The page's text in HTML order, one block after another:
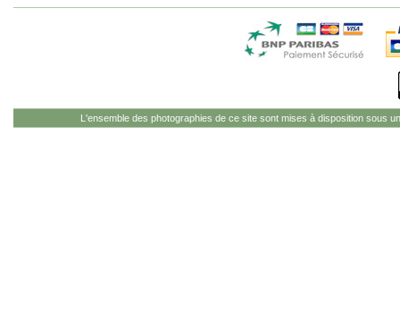
L'ensemble des photographies de ce site sont mises à disposition sous